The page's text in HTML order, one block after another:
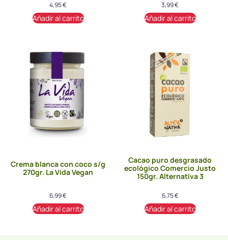
4,95€
Añadir al carrito
3,99€
Añadir al carrito
Crema blanca con coco s/g
270gr. La Vida Vegan
6,99€
Añadir al carrito
Cacao puro desgrasado
ecológico Comercio Justo
150gr. Alternativa 3
6,75€
Añadir al carrito